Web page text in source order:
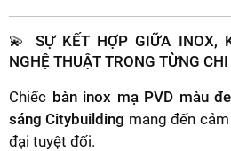
💫 SỰ KẾT HỢP GIỮA INOX,
NGHỆ THUẬT TRONG TỪNG
Chiếc bàn inox mạ PVD màu
sáng Citybuilding mang đến
đại tuyệt đối.